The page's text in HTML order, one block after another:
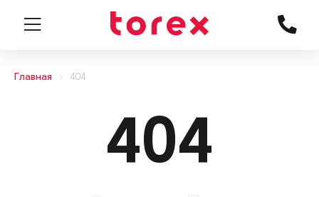
Главная 404
404